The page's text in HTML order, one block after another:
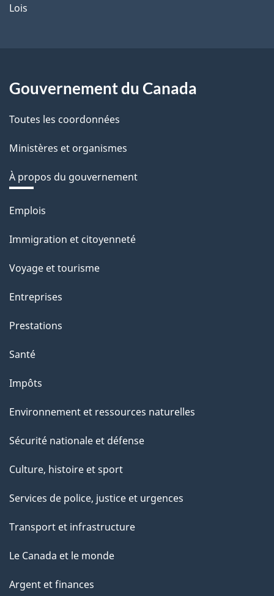
Lois
Gouvernement du Canada
Toutes les coordonnées
Ministères et organismes
À propos du gouvernement
Thèmes
sujets
Emplois
Immigration et citoyenneté
Voyage et tourisme
Entreprises
Prestations
Santé
Impôts
Environnement et ressources naturelles
Sécurité nationale et défense
Culture, histoire et sport
Services de police, justice et urgences
Transport et infrastructure
Le Canada et le monde
Argent et finances